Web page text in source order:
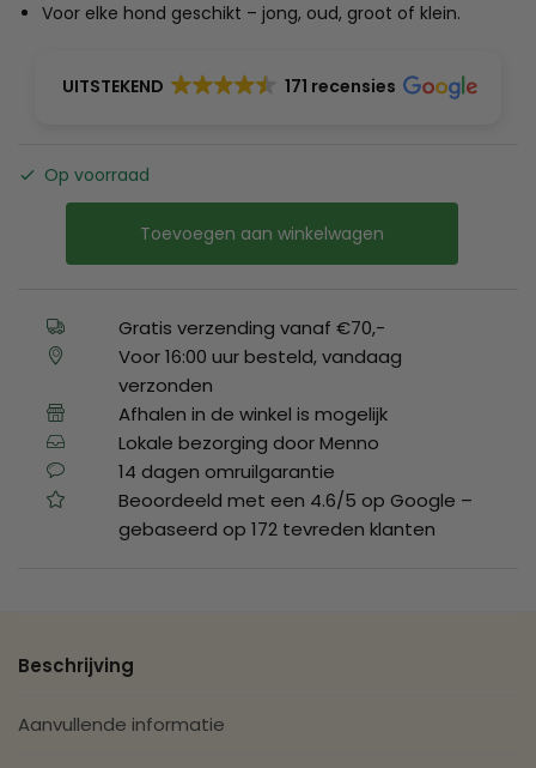
Voor elke hond geschikt – jong, oud, groot of klein.
UITSTEKEND 171 recensies
Op voorraad
Toevoegen aan winkelwagen
Gratis verzending vanaf €70,-
Voor 16:00 uur besteld, vandaag
verzonden
Afhalen in de winkel is mogelijk
Lokale bezorging door Menno
14 dagen omruilgarantie
Beoordeeld met een 4.6/5 op Google –
gebaseerd op 172 tevreden klanten
Beschrijving
Aanvullende informatie